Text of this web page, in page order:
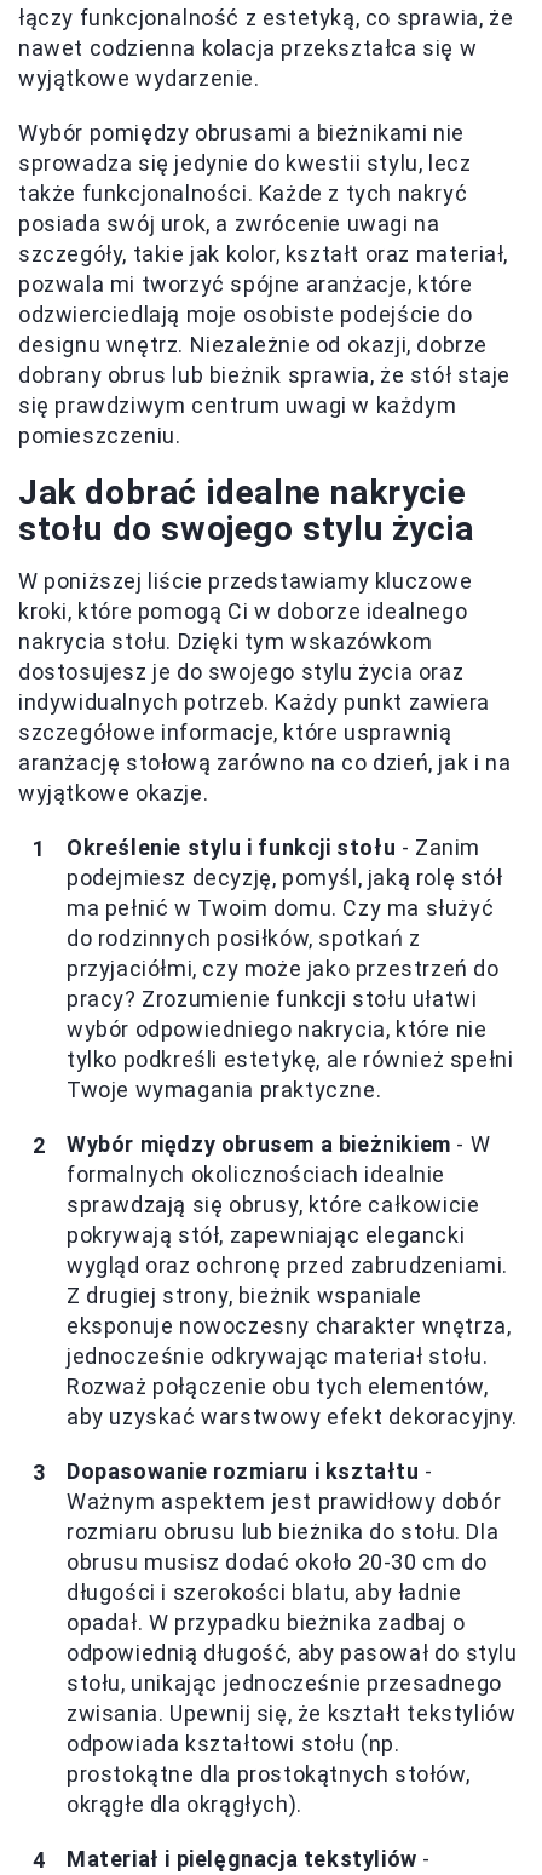
łączy funkcjonalność z estetyką, co sprawia, że
nawet codzienna kolacja przekształca się w
wyjątkowe wydarzenie.
Wybór pomiędzy obrusami a bieżnikami nie
sprowadza się jedynie do kwestii stylu, lecz
także funkcjonalności. Każde z tych nakryć
posiada swój urok, a zwrócenie uwagi na
szczegóły, takie jak kolor, kształt oraz materiał,
pozwala mi tworzyć spójne aranżacje, które
odzwierciedlają moje osobiste podejście do
designu wnętrz. Niezależnie od okazji, dobrze
dobrany obrus lub bieżnik sprawia, że stół staje
się prawdziwym centrum uwagi w każdym
pomieszczeniu.
Jak dobrać idealne nakrycie
stołu do swojego stylu życia
W poniższej liście przedstawiamy kluczowe
kroki, które pomogą Ci w doborze idealnego
nakrycia stołu. Dzięki tym wskazówkom
dostosujesz je do swojego stylu życia oraz
indywidualnych potrzeb. Każdy punkt zawiera
szczegółowe informacje, które usprawnią
aranżację stołową zarówno na co dzień, jak i na
wyjątkowe okazje.
Określenie stylu i funkcji stołu - Zanim
podejmiesz decyzję, pomyśl, jaką rolę stół
ma pełnić w Twoim domu. Czy ma służyć
do rodzinnych posiłków, spotkań z
przyjaciółmi, czy może jako przestrzeń do
pracy? Zrozumienie funkcji stołu ułatwi
wybór odpowiedniego nakrycia, które nie
tylko podkreśli estetykę, ale również spełni
Twoje wymagania praktyczne.
Wybór między obrusem a bieżnikiem - W
formalnych okolicznościach idealnie
sprawdzają się obrusy, które całkowicie
pokrywają stół, zapewniając elegancki
wygląd oraz ochronę przed zabrudzeniami.
Z drugiej strony, bieżnik wspaniale
eksponuje nowoczesny charakter wnętrza,
jednocześnie odkrywając materiał stołu.
Rozważ połączenie obu tych elementów,
aby uzyskać warstwowy efekt dekoracyjny.
Dopasowanie rozmiaru i kształtu -
Ważnym aspektem jest prawidłowy dobór
rozmiaru obrusu lub bieżnika do stołu. Dla
obrusu musisz dodać około 20-30 cm do
długości i szerokości blatu, aby ładnie
opadał. W przypadku bieżnika zadbaj o
odpowiednią długość, aby pasował do stylu
stołu, unikając jednocześnie przesadnego
zwisania. Upewnij się, że kształt tekstyliów
odpowiada kształtowi stołu (np.
prostokątne dla prostokątnych stołów,
okrągłe dla okrągłych).
Materiał i pielęgnacja tekstyliów -